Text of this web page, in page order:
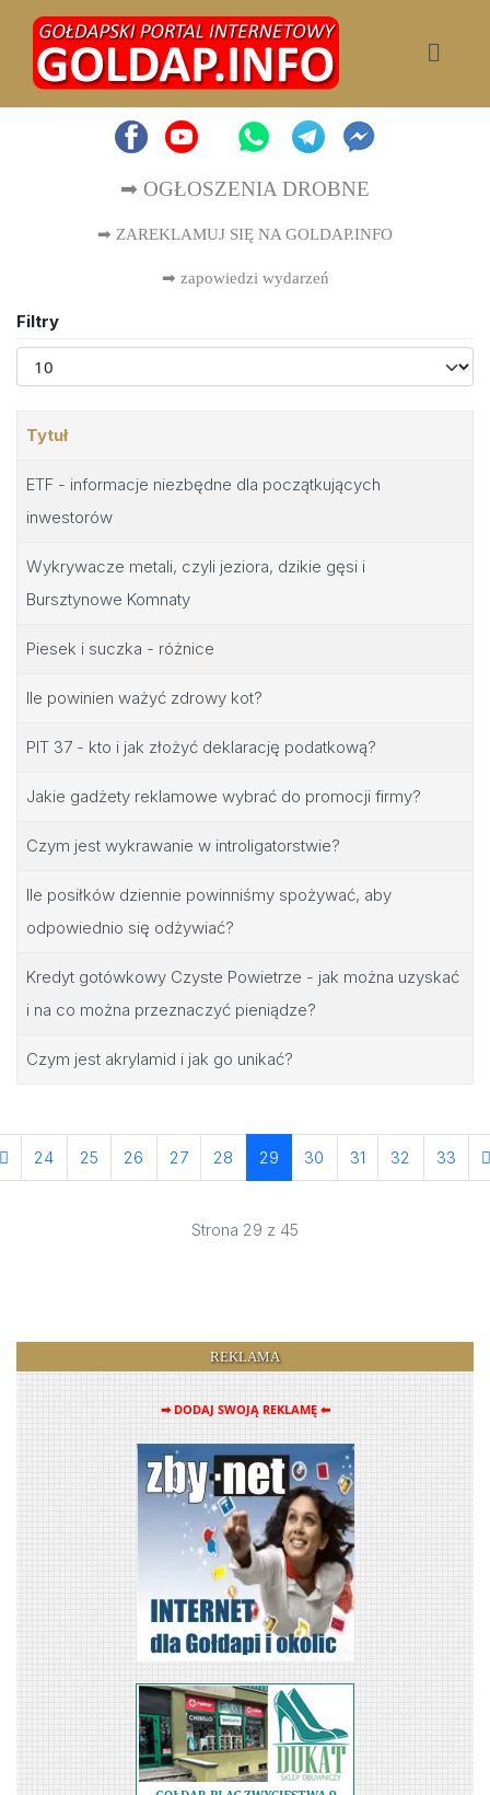
➡ OGŁOSZENIA DROBNE
➡ ZAREKLAMUJ SIĘ NA GOLDAP.INFO
➡ zapowiedzi wydarzeń
Filtry
Pokaż #
Tytuł
ETF - informacje niezbędne dla początkujących
inwestorów
Wykrywacze metali, czyli jeziora, dzikie gęsi i
Bursztynowe Komnaty
Piesek i suczka - różnice
Ile powinien ważyć zdrowy kot?
PIT 37 - kto i jak złożyć deklarację podatkową?
Jakie gadżety reklamowe wybrać do promocji firmy?
Czym jest wykrawanie w introligatorstwie?
Ile posiłków dziennie powinniśmy spożywać, aby
odpowiednio się odżywiać?
Kredyt gotówkowy Czyste Powietrze - jak można uzyskać
i na co można przeznaczyć pieniądze?
Czym jest akrylamid i jak go unikać?
24 25 26 27 28 29 30 31 32 33
Strona 29 z 45
REKLAMA
➡ DODAJ SWOJĄ REKLAMĘ ⬅